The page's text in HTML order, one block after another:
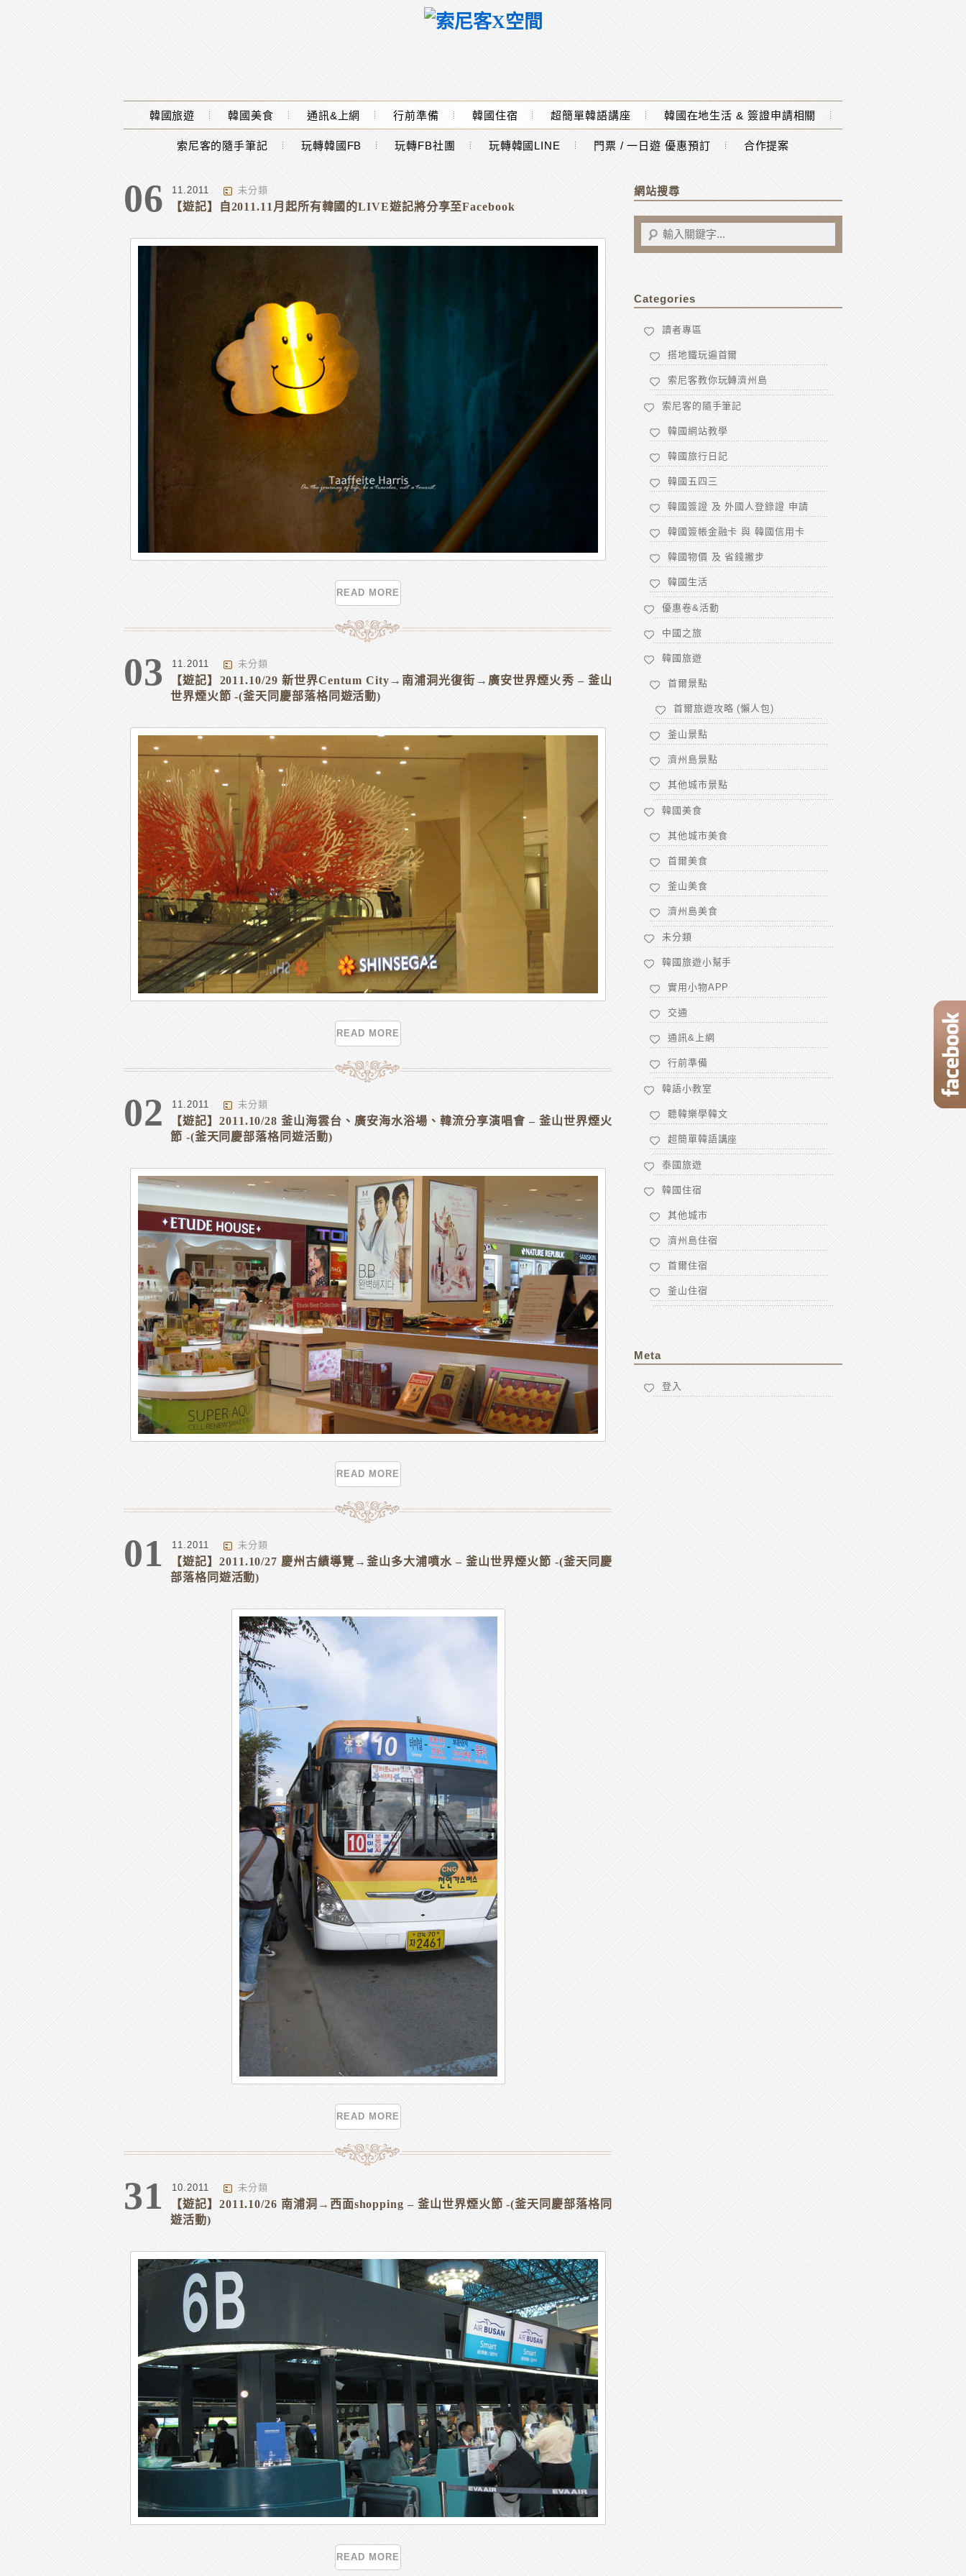
Main Menu
韓國旅遊 韓國美食 通訊&上網 行前準備 韓國住宿 超簡單韓語講座 韓國在地生活 & 簽證申請相關
索尼客的隨手筆記 玩轉韓國FB 玩轉FB社團 玩轉韓國LINE 門票 / 一日遊 優惠預訂 合作提案
06 11.2011 未分類
【遊記】自2011.11月起所有韓國的LIVE遊記將分享至Facebook
READ MORE
03 11.2011 未分類
【遊記】2011.10/29 新世界Centum City→南浦洞光復街→廣安世界煙火秀 – 釜山
世界煙火節 -(釜天同慶部落格同遊活動)
READ MORE
02 11.2011 未分類
【遊記】2011.10/28 釜山海雲台、廣安海水浴場、韓流分享演唱會 – 釜山世界煙火
節 -(釜天同慶部落格同遊活動)
READ MORE
01 11.2011 未分類
【遊記】2011.10/27 慶州古績導覽→釜山多大浦噴水 – 釜山世界煙火節 -(釜天同慶
部落格同遊活動)
READ MORE
31 10.2011 未分類
【遊記】2011.10/26 南浦洞→西面shopping – 釜山世界煙火節 -(釜天同慶部落格同
遊活動)
READ MORE
網站搜尋
Categories
讀者專區
搭地鐵玩遍首爾
索尼客教你玩轉濟州島
索尼客的隨手筆記
韓國網站教學
韓國旅行日記
韓國五四三
韓國簽證 及 外國人登錄證 申請
韓國簽帳金融卡 與 韓國信用卡
韓國物價 及 省錢撇步
韓國生活
優惠卷&活動
中國之旅
韓國旅遊
首爾景點
首爾旅遊攻略 (懶人包)
釜山景點
濟州島景點
其他城市景點
韓國美食
其他城市美食
首爾美食
釜山美食
濟州島美食
未分類
韓國旅遊小幫手
實用小物APP
交通
通訊&上網
行前準備
韓語小教室
聽韓樂學韓文
超簡單韓語講座
泰國旅遊
韓國住宿
其他城市
濟州島住宿
首爾住宿
釜山住宿
Meta
登入